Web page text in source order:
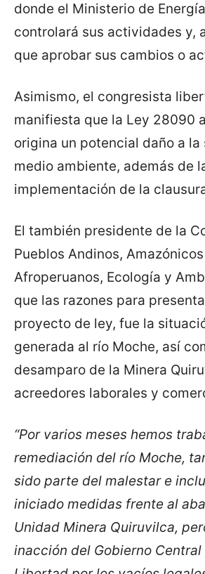
donde el Ministerio de
controlará sus actividades y,
que aprobar sus cambios o
Asimismo, el congresista
manifiesta que la Ley 28090
origina un potencial daño a la
medio ambiente, además de
implementación de la
El también presidente de la
Pueblos Andinos,
Afroperuanos, Ecología y
que las razones para
proyecto de ley, fue la
generada al río Moche, así
desamparo de la Minera
acreedores laborales y
“Por varios meses hemos
remediación del río Moche,
sido parte del malestar e
iniciado medidas frente al
Unidad Minera Quiruvilca,
inacción del Gobierno Central